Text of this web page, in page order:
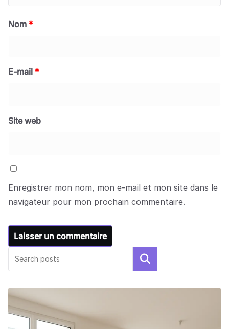
Nom *
E-mail *
Site web
Enregistrer mon nom, mon e-mail et mon site dans le
navigateur pour mon prochain commentaire.
Rechercher